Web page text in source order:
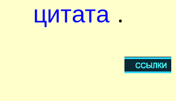
цитата .